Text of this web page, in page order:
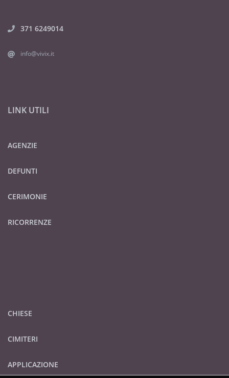
371 6249014
info@vivix.it
LINK UTILI
AGENZIE
DEFUNTI
CERIMONIE
RICORRENZE
CHIESE
CIMITERI
APPLICAZIONE